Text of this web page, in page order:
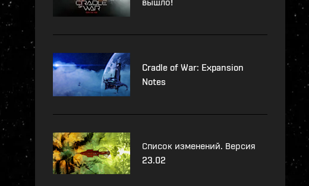
Cradle of War: Expansion
Notes
Список изменений. Версия
23.02